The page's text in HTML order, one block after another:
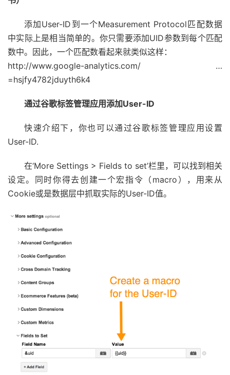
添加User-ID到一个Measurement Protocol匹配数据
中实际上是相当简单的。你只需要添加UID参数到每个匹配
数中。因此，一个匹配数看起来就类似这样：
http://www.google-analytics.com/ …
=hsjfy4782jduyth6k4
通过谷歌标签管理应用添加User-ID
快速介绍下，你也可以通过谷歌标签管理应用设置
User-ID.
在‘More Settings > Fields to set’栏里，可以找到相关
设定。同时你得去创建一个宏指令（macro），用来从
Cookie或是数据层中抓取实际的User-ID值。